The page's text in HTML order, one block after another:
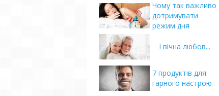
Чому так важливо
дотримувати
режим дня
І вічна любов...
7 продуктів для
гарного настрою